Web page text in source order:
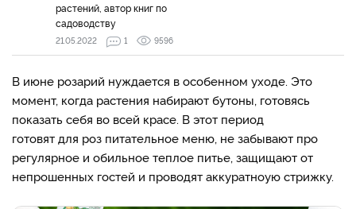
растений, автор книг по
садоводству
21.05.2022 1 9596
В июне розарий нуждается в особенном уходе. Это
момент, когда растения набирают бутоны, готовясь
показать себя во всей красе. В этот период
готовят для роз питательное меню, не забывают про
регулярное и обильное теплое питье, защищают от
непрошенных гостей и проводят аккуратноую стрижку.